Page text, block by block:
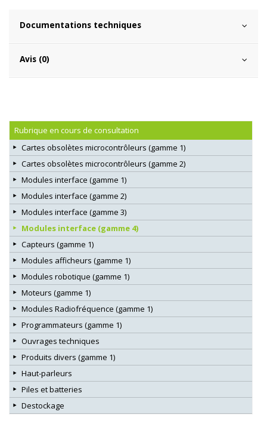
Documentations techniques
Avis (0)
Rubrique en cours de consultation
Cartes obsolètes microcontrôleurs (gamme 1)
Cartes obsolètes microcontrôleurs (gamme 2)
Modules interface (gamme 1)
Modules interface (gamme 2)
Modules interface (gamme 3)
Modules interface (gamme 4)
Capteurs (gamme 1)
Modules afficheurs (gamme 1)
Modules robotique (gamme 1)
Moteurs (gamme 1)
Modules Radiofréquence (gamme 1)
Programmateurs (gamme 1)
Ouvrages techniques
Produits divers (gamme 1)
Haut-parleurs
Piles et batteries
Destockage